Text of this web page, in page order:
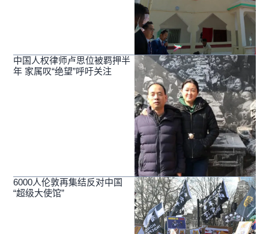
中国人权律师卢思位被羁押半
年 家属叹“绝望”呼吁关注
6000人伦敦再集结反对中国
“超级大使馆”